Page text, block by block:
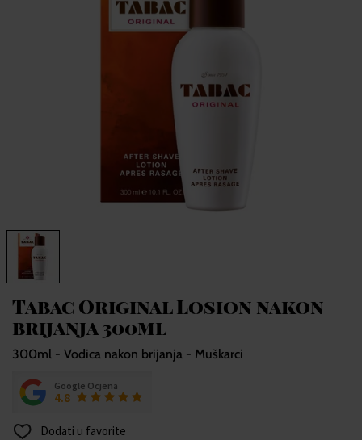
Tabac Original Losion nakon
brijanja 300ml
300ml - Vodica nakon brijanja - Muškarci
Google Ocjena
4.8
Dodati u favorite